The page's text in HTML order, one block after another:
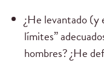
¿He levantado (y
límites”
hombres? ¿He